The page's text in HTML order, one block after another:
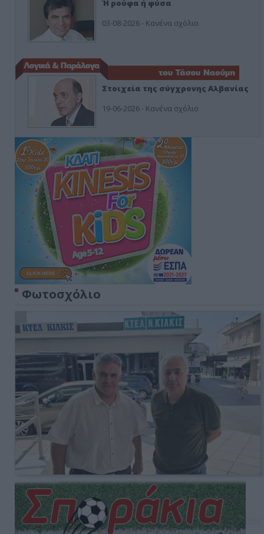
Ή ρούφα ή φύσα
03-08-2026 - Κανένα σχόλιο
Στοιχεία της σύγχρονης Αλβανίας
19-06-2026 - Κανένα σχόλιο
Φωτοσχόλιο